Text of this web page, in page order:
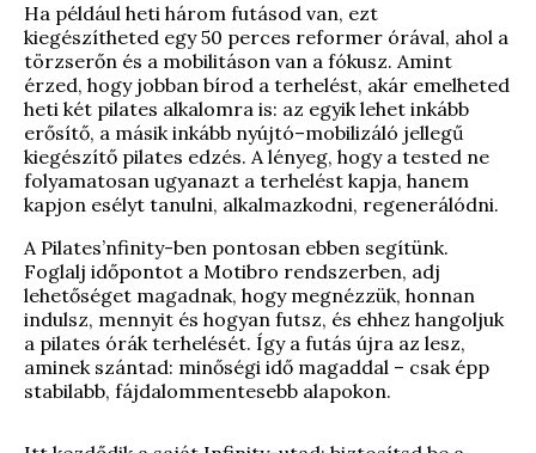
Ha például heti három futásod van, ezt
kiegészítheted egy 50 perces reformer órával, ahol a
törzserőn és a mobilitáson van a fókusz. Amint
érzed, hogy jobban bírod a terhelést, akár emelheted
heti két pilates alkalomra is: az egyik lehet inkább
erősítő, a másik inkább nyújtó–mobilizáló jellegű
kiegészítő pilates edzés. A lényeg, hogy a tested ne
folyamatosan ugyanazt a terhelést kapja, hanem
kapjon esélyt tanulni, alkalmazkodni, regenerálódni.
A Pilates’nfinity-ben pontosan ebben segítünk.
Foglalj időpontot a Motibro rendszerben, adj
lehetőséget magadnak, hogy megnézzük, honnan
indulsz, mennyit és hogyan futsz, és ehhez hangoljuk
a pilates órák terhelését. Így a futás újra az lesz,
aminek szántad: minőségi idő magaddal – csak épp
stabilabb, fájdalommentesebb alapokon.